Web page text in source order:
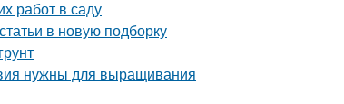
работ в саду
в новую подборку
нужны для выращивания